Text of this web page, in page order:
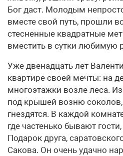
Бог даст. Молодым
вместе свой путь, прошли
стесненные квадратные
вместить в сутки любимую
Уже двенадцать лет
квартире своей мечты: на
многоэтажки возле леса.
под крышей возню
гнездятся. В каждой
где частенько бывают
Подарок друга,
Сакова. Он очень удачно